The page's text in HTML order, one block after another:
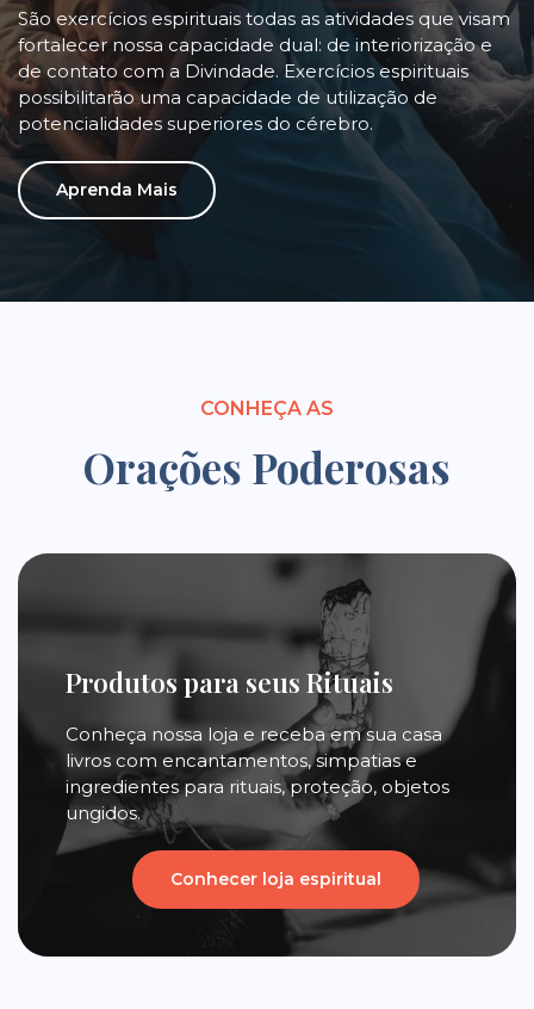
São exercícios espirituais todas as atividades que visam
fortalecer nossa capacidade dual: de interiorização e
de contato com a Divindade. Exercícios espirituais
possibilitarão uma capacidade de utilização de
potencialidades superiores do cérebro.
Aprenda Mais
CONHEÇA AS
Orações Poderosas
Produtos para seus Rituais
Conheça nossa loja e receba em sua casa
livros com encantamentos, simpatias e
ingredientes para rituais, proteção, objetos
ungidos.
Conhecer loja espiritual